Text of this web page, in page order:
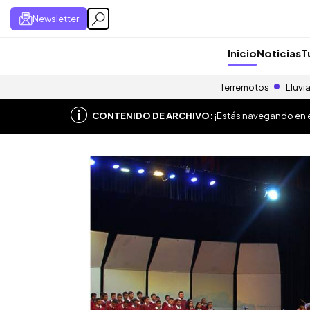
Newsletter
InicioNoticias
Terremotos
CONTENIDO DE ARCHIVO:¡Estás navegando en